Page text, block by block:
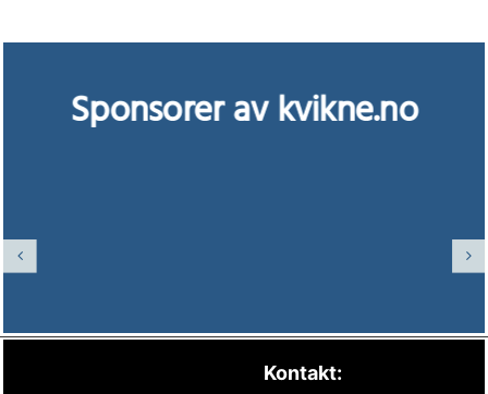
Sponsorer av kvikne.no
Kontakt: